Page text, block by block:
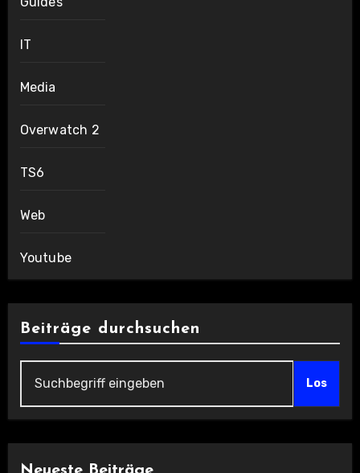
IT
Media
Overwatch 2
TS6
Web
Youtube
Beiträge durchsuchen
Los